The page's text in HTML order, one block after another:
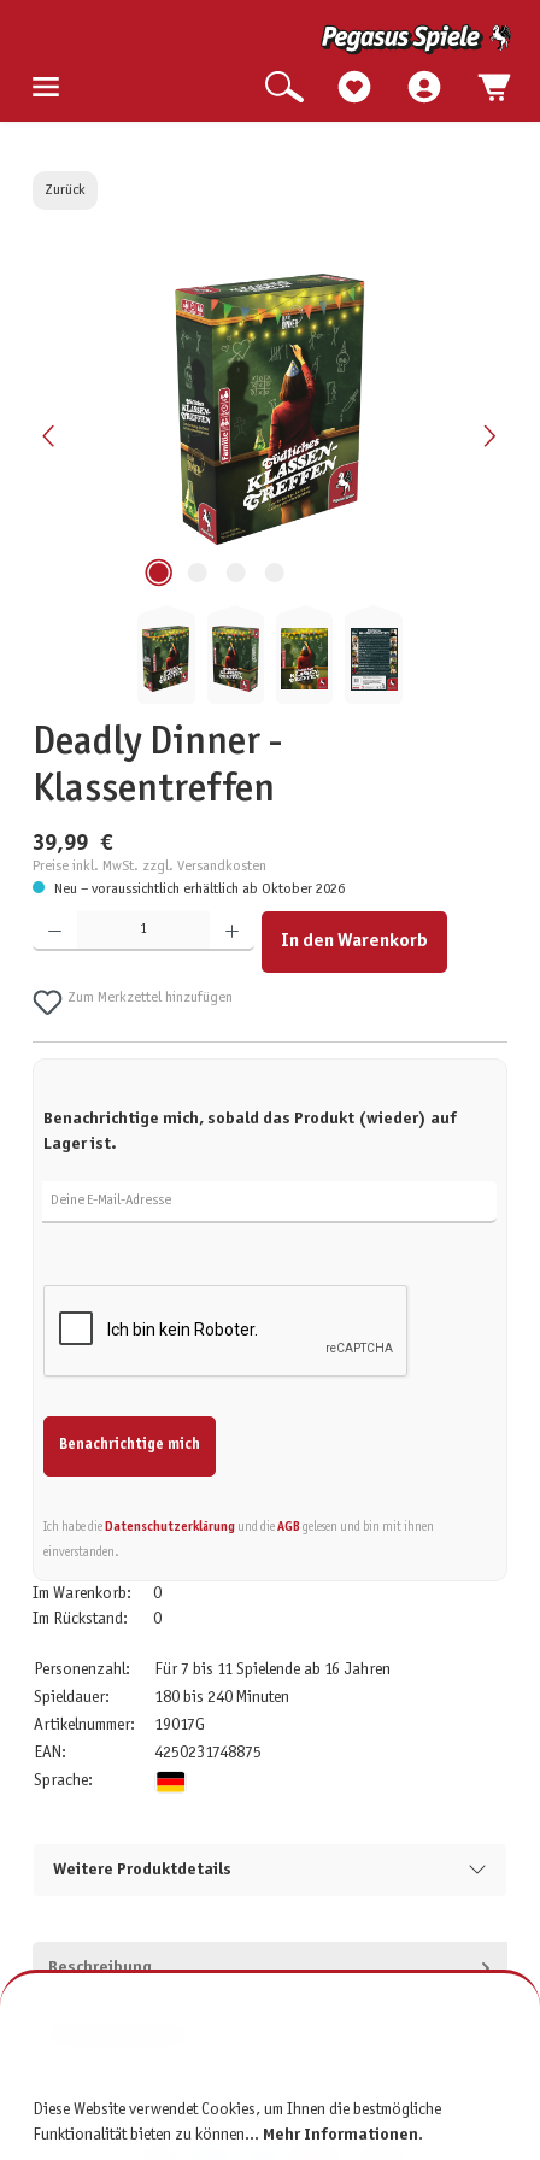
Zurück
Bildergalerie überspringen
Deadly Dinner -
Klassentreffen
39,99 €
Preise inkl. MwSt. zzgl. Versandkosten
Neu – voraussichtlich erhältlich ab Oktober 2026
Produkt Anzahl: Gib den gewünschten Wert ein oder benutze die Schaltflächen um die Anzahl zu
In den Warenkorb
Zum Merkzettel hinzufügen
Benachrichtige mich, sobald das Produkt (wieder) auf
Lager ist.
Benachrichtige mich
Ich habe die Datenschutzerklärungund die AGBgelesen und bin mit ihnen
einverstanden.
Im Warenkorb:
0
Im Rückstand:
0
Personenzahl:
Für 7 bis 11 Spielende ab 16 Jahren
Spieldauer:
180 bis 240 Minuten
Artikelnummer:
19017G
EAN:
4250231748875
Sprache:
Weitere Produktdetails
Beschreibung
Diese Website verwendet Cookies, um Ihnen die bestmögliche
Funktionalität bieten zu können... Mehr Informationen.